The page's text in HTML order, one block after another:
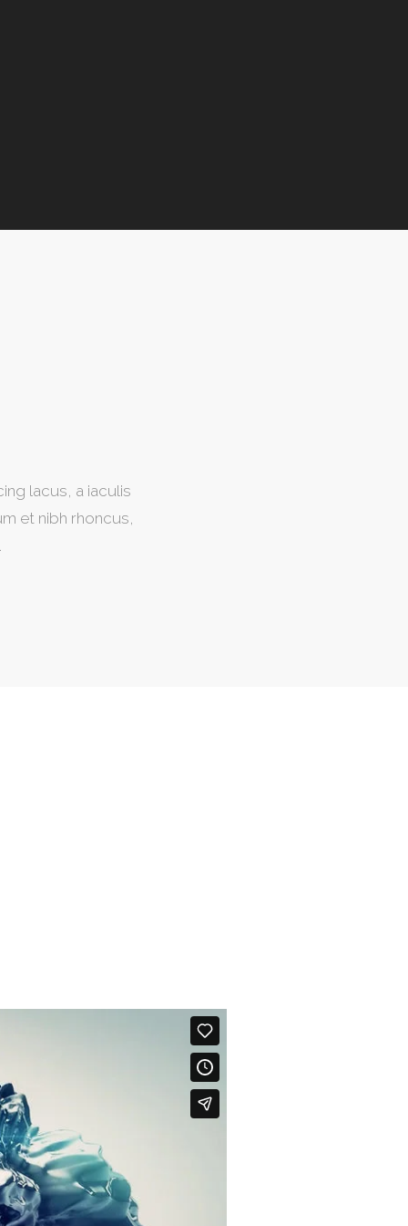
lacus, a iaculis
et nibh rhoncus,